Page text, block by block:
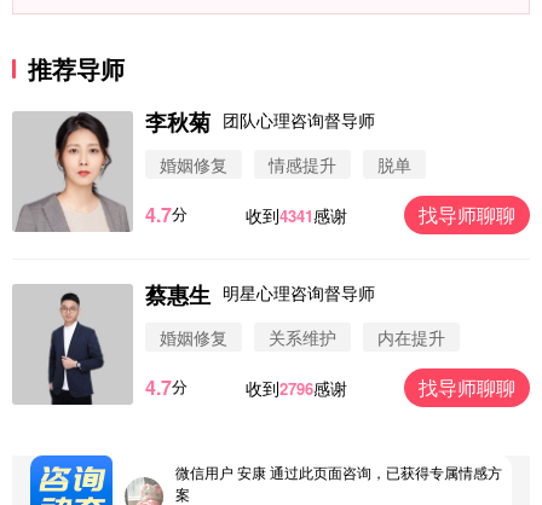
推荐导师
李秋菊 团队心理咨询督导师
婚姻修复
情感提升 脱单
4.7分 收到4341感谢 找导师聊聊
蔡惠生 明星心理咨询督导师
婚姻修复
关系维护 内在提升
4.7分 收到2796感谢 找导师聊聊
微信用户 圆圈 通过此页面咨询，已获得专属情感方
微信用户 Vnno 通过此页面咨询，已获得专属情感方
案
微信用户 大太阳 通过此页面咨询，已获得专属情感
微信用户 安康 通过此页面咨询，已获得专属情感方
案